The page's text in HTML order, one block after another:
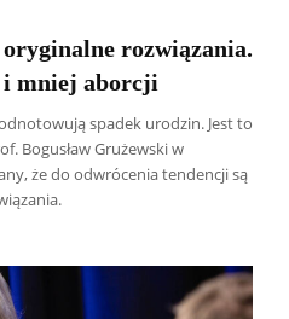
rozwiązania.
i mniej aborcji
spadek urodzin. Jest to
Bogusław Grużewski w
że do odwrócenia tendencji są